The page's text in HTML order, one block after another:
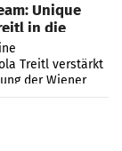
Unique
in die
Treitl verstärkt
der Wiener
Josef Kalina und